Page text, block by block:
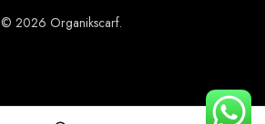
© 2026 Organikscarf.